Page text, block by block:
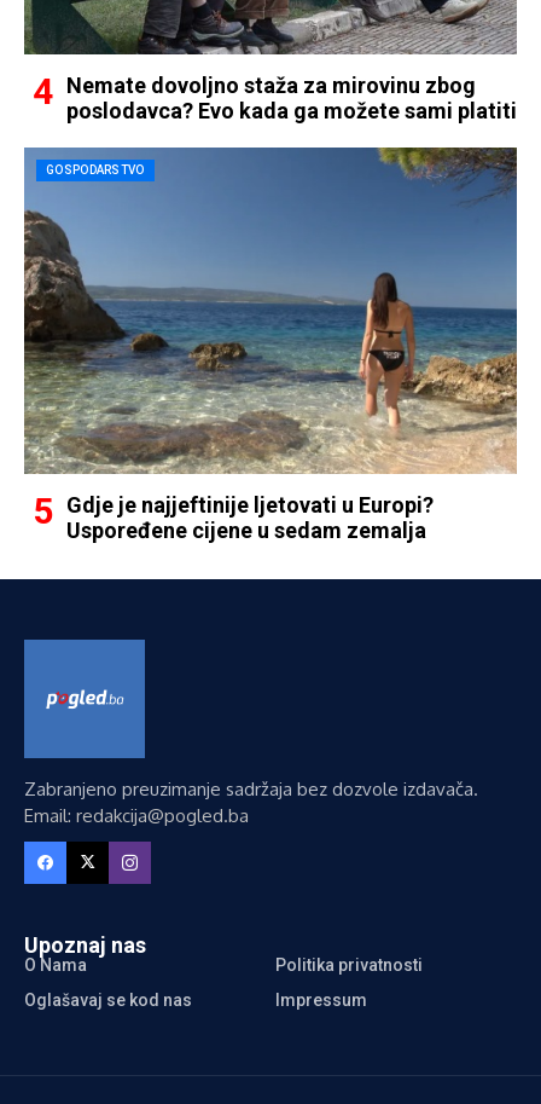
Nemate dovoljno staža za mirovinu zbog
poslodavca? Evo kada ga možete sami platiti
GOSPODARSTVO
Gdje je najjeftinije ljetovati u Europi?
Uspoređene cijene u sedam zemalja
Zabranjeno preuzimanje sadržaja bez dozvole izdavača.
Email: redakcija@pogled.ba
Upoznaj nas
O Nama
Politika privatnosti
Oglašavaj se kod nas
Impressum